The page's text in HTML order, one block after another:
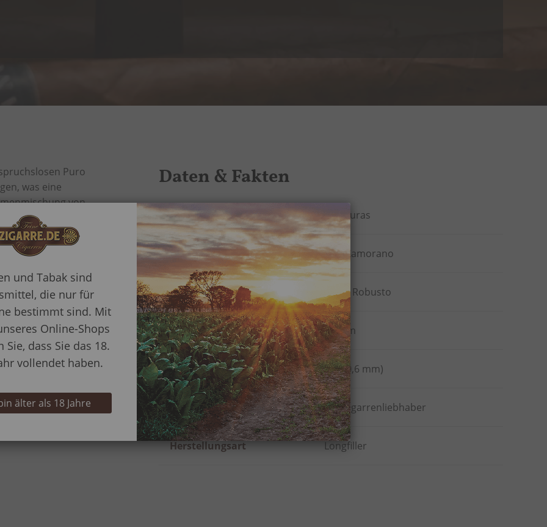
Puro
was eine
von
cremigen Rauch.
Expreso
Ein
und
Fokus von noch
Daten & Fakten
Mehr
Information
Herkunftsland Honduras
Marke Villa Zamorano
Format Short Robusto
Länge 88 mm
Ringmaß 52 (20,6 mm)
Rauchertyp Alle Zigarrenliebhaber
Herstellungsart Longfiller
und Tabak sind
die nur für
bestimmt sind. Mit
Online-Shops
Sie, dass Sie das 18.
vollendet haben.
älter als 18 Jahre